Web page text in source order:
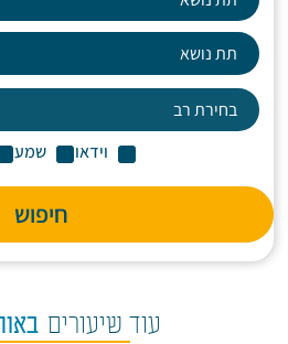
וידאו שמע
חיפוש
עוד שיעורים